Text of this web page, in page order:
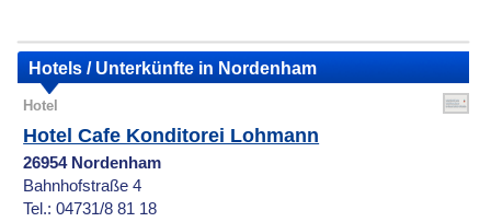
Hotels / Unterkünfte in Nordenham
Hotel
Hotel Cafe Konditorei Lohmann
26954 Nordenham
Bahnhofstraße 4
Tel.: 04731/8 81 18